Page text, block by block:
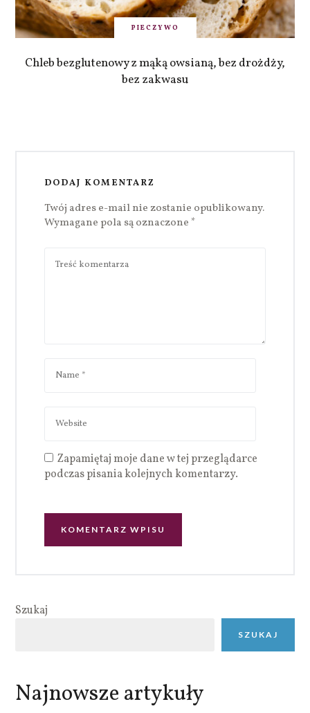
PIECZYWO
Chleb bezglutenowy z mąką owsianą, bez drożdży,
bez zakwasu
DODAJ KOMENTARZ
Twój adres e-mail nie zostanie opublikowany.
Wymagane pola są oznaczone *
Zapamiętaj moje dane w tej przeglądarce
podczas pisania kolejnych komentarzy.
Szukaj
SZUKAJ
Najnowsze artykuły